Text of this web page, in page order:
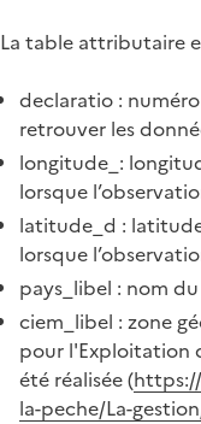
La table attributaire
declaratio :
retrouver les
longitude_:
lorsque
latitude_d :
lorsque
pays_libel : nom
ciem_libel : zone
pour l'Exploitation
été réalisée (
la-peche/La-